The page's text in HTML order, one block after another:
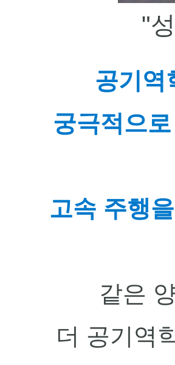
"
공기역
궁극적으
고속 주행
같은
더 공기역